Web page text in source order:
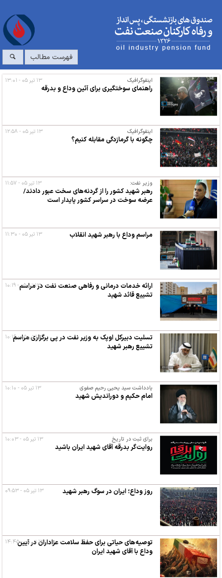
فهرست مطالب
اینفوگرافیک
راهنمای سوختگیری برای آئین وداع و بدرقه
۱۳ تیر ۰۵ - ۱۳:۰۱
اینفوگرافیک
چگونه با گرمازدگی مقابله کنیم؟
۱۳ تیر ۰۵ - ۱۲:۵۸
وزیر نفت:
رهبر شهید کشور را از گردنه‌های سخت عبور دادند/
عرضه سوخت در سراسر کشور پایدار است
۱۳ تیر ۰۵ - ۱۱:۵۷
مراسم وداع با رهبر شهید انقلاب ۱۳ تیر ۰۵ - ۱۱:۳۰
ارائه خدمات درمانی و رفاهی صنعت نفت در مراسم
تشییع قائد شهید
۱۳ تیر ۰۵ - ۱۰:۱۹
تسلیت دبیرکل اوپک به وزیر نفت در پی برگزاری مراسم
تشییع رهبر شهید
۱۳ تیر ۰۵ - ۱۰:۱۶
یادداشت سید یحیی رحیم صفوی
امام حکیم و دوراندیش شهید
۱۳ تیر ۰۵ - ۱۰:۱۰
برای ثبت در تاریخ
روایت‌گر بدرقه آقای شهید ایران باشید
۱۳ تیر ۰۵ - ۱۰:۰۳
روز وداع؛ ایران در سوگ رهبر شهید ۱۳ تیر ۰۵ - ۰۹:۵۳
توصیه‌های حیاتی برای حفظ سلامت عزاداران در آیین
وداع با آقای شهید ایران
۱۲ تیر ۰۵ - ۱۴:۴۵